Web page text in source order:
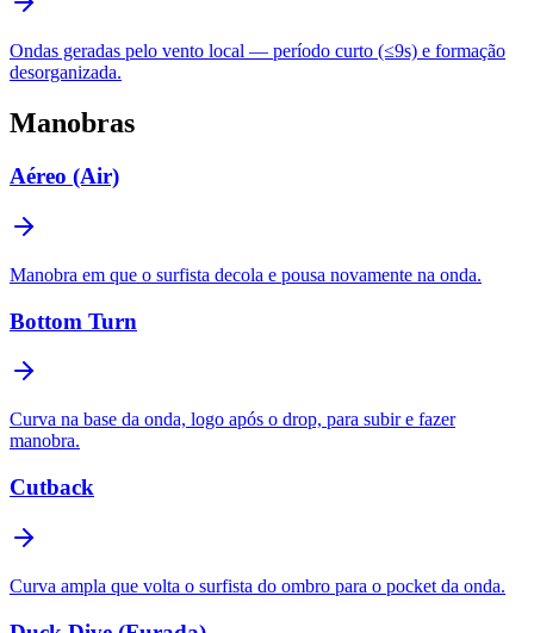
Ondas geradas pelo vento local — período curto (≤9s) e formação
desorganizada.
Manobras
Aéreo (Air)
Manobra em que o surfista decola e pousa novamente na onda.
Bottom Turn
Curva na base da onda, logo após o drop, para subir e fazer
manobra.
Cutback
Curva ampla que volta o surfista do ombro para o pocket da onda.